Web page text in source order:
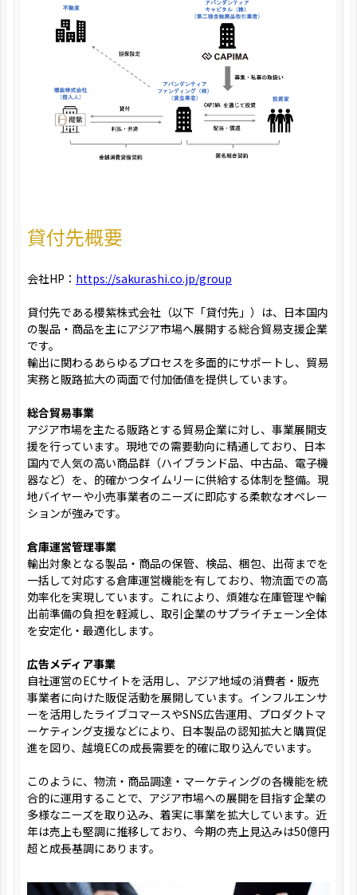
貸付先概要
会社HP： https://sakurashi.co.jp/group
貸付先である櫻紫株式会社（以下「貸付先」）は、日本国内
の製品・商品を主にアジア市場へ展開する総合貿易支援企業
です。
輸出に関わるあらゆるプロセスを多面的にサポートし、貿易
実務と販路拡大の両面で付加価値を提供しています。
総合貿易事業
アジア市場を主たる販路とする貿易企業に対し、事業展開支
援を行っています。現地での需要動向に精通しており、日本
国内で人気の高い商品群（ハイブランド品、中古品、電子機
器など）を、的確かつタイムリーに供給する体制を整備。現
地バイヤーや小売事業者のニーズに即応する柔軟なオペレー
ションが強みです。
倉庫運営管理事業
輸出対象となる製品・商品の保管、検品、梱包、出荷までを
一括して対応する倉庫運営機能を有しており、物流面での高
効率化を実現しています。これにより、煩雑な在庫管理や輸
出前準備の負担を軽減し、取引企業のサプライチェーン全体
を安定化・最適化します。
広告メディア事業
自社運営のECサイトを活用し、アジア地域の消費者・販売
事業者に向けた販促活動を展開しています。インフルエンサ
ーを活用したライブコマースやSNS広告運用、プロダクトマ
ーケティング支援などにより、日本製品の認知拡大と購買促
進を図り、越境ECの成長需要を的確に取り込んでいます。
このように、物流・商品調達・マーケティングの各機能を統
合的に運用することで、アジア市場への展開を目指す企業の
多様なニーズを取り込み、着実に事業を拡大しています。近
年は売上も堅調に推移しており、今期の売上見込みは50億円
超と成長基調にあります。